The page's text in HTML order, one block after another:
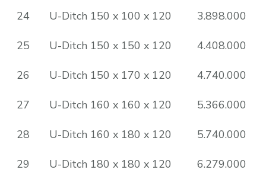
24 U-Ditch 150 x 100 x 120 3.898.000
25 U-Ditch 150 x 150 x 120 4.408.000
26 U-Ditch 150 x 170 x 120 4.740.000
27 U-Ditch 160 x 160 x 120 5.366.000
28 U-Ditch 160 x 180 x 120 5.740.000
29 U-Ditch 180 x 180 x 120 6.279.000